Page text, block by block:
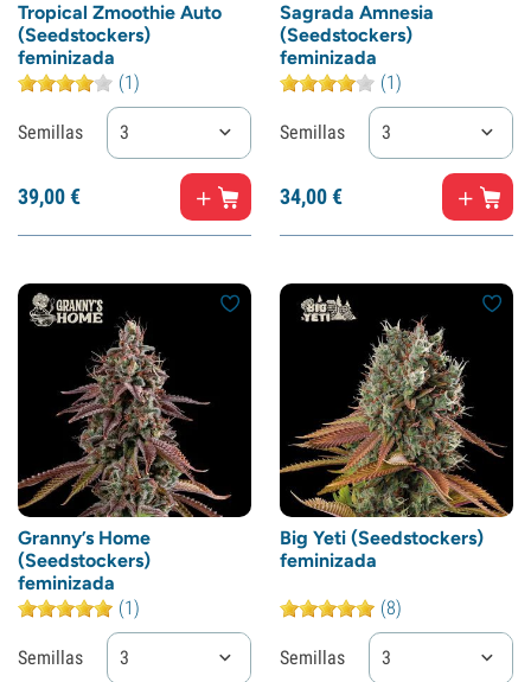
Tropical Zmoothie Auto
(Seedstockers)
feminizada
(1)
Semillas 3
39,00€
Sagrada Amnesia
(Seedstockers)
feminizada
(1)
Semillas 3
34,00€
Granny’s Home
(Seedstockers)
feminizada
(1)
Semillas 3
Big Yeti (Seedstockers)
feminizada
(8)
Semillas 3